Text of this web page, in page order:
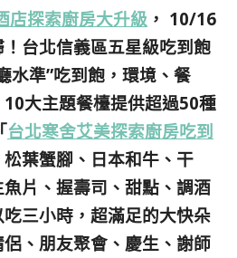
店探索廚房大升級 ， 10/16
台北信義區五星級吃到飽
水準”吃到飽 ，環境、餐
大主題餐檯提供超過50種
台北寒舍艾美探索廚房吃到
松葉蟹腳、日本和牛、干
片、握壽司、甜點、調酒
三小時，超滿足的大快朵
、朋友聚會、慶生、謝師